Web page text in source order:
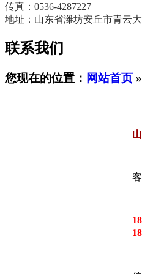
传真：0536-4287227
地址：山东省潍坊安丘市青云
联系我们
您现在的位置： 网站首页 »
客服电话：